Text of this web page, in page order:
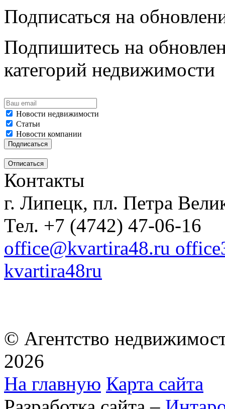
Подписаться на
Подпишитесь на
категорий недвижимости
Новости недвижимости
Статьи
Новости компании
Контакты
г. Липецк, пл. Петра
Тел. +7 (4742) 47-06-16
office@kvartira48.ru
kvartira48ru
© Агентство
2026
На главную Карта сайта